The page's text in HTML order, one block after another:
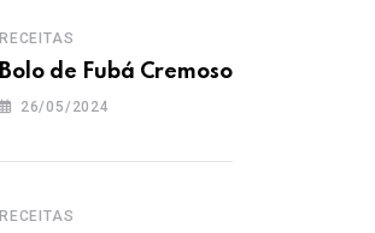
RECEITAS
Bolo de Fubá Cremoso
26/05/2024
RECEITAS